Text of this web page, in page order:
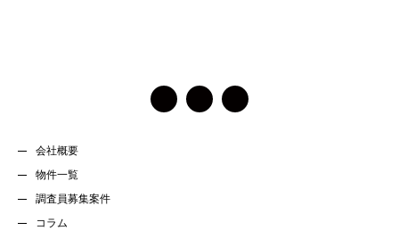
会社概要
物件一覧
調査員募集案件
コラム